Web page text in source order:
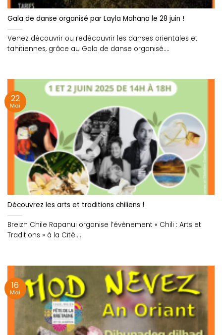
Gala de danse organisé par Layla Mahana le 28 juin !
Venez découvrir ou redécouvrir les danses orientales et
tahitiennes, grâce au Gala de danse organisé....
Découvrez les arts et traditions chiliens !
Breizh Chile Rapanui organise l’évènement « Chili : Arts et
Traditions » à la Cité....
22
Mai
16
Mai